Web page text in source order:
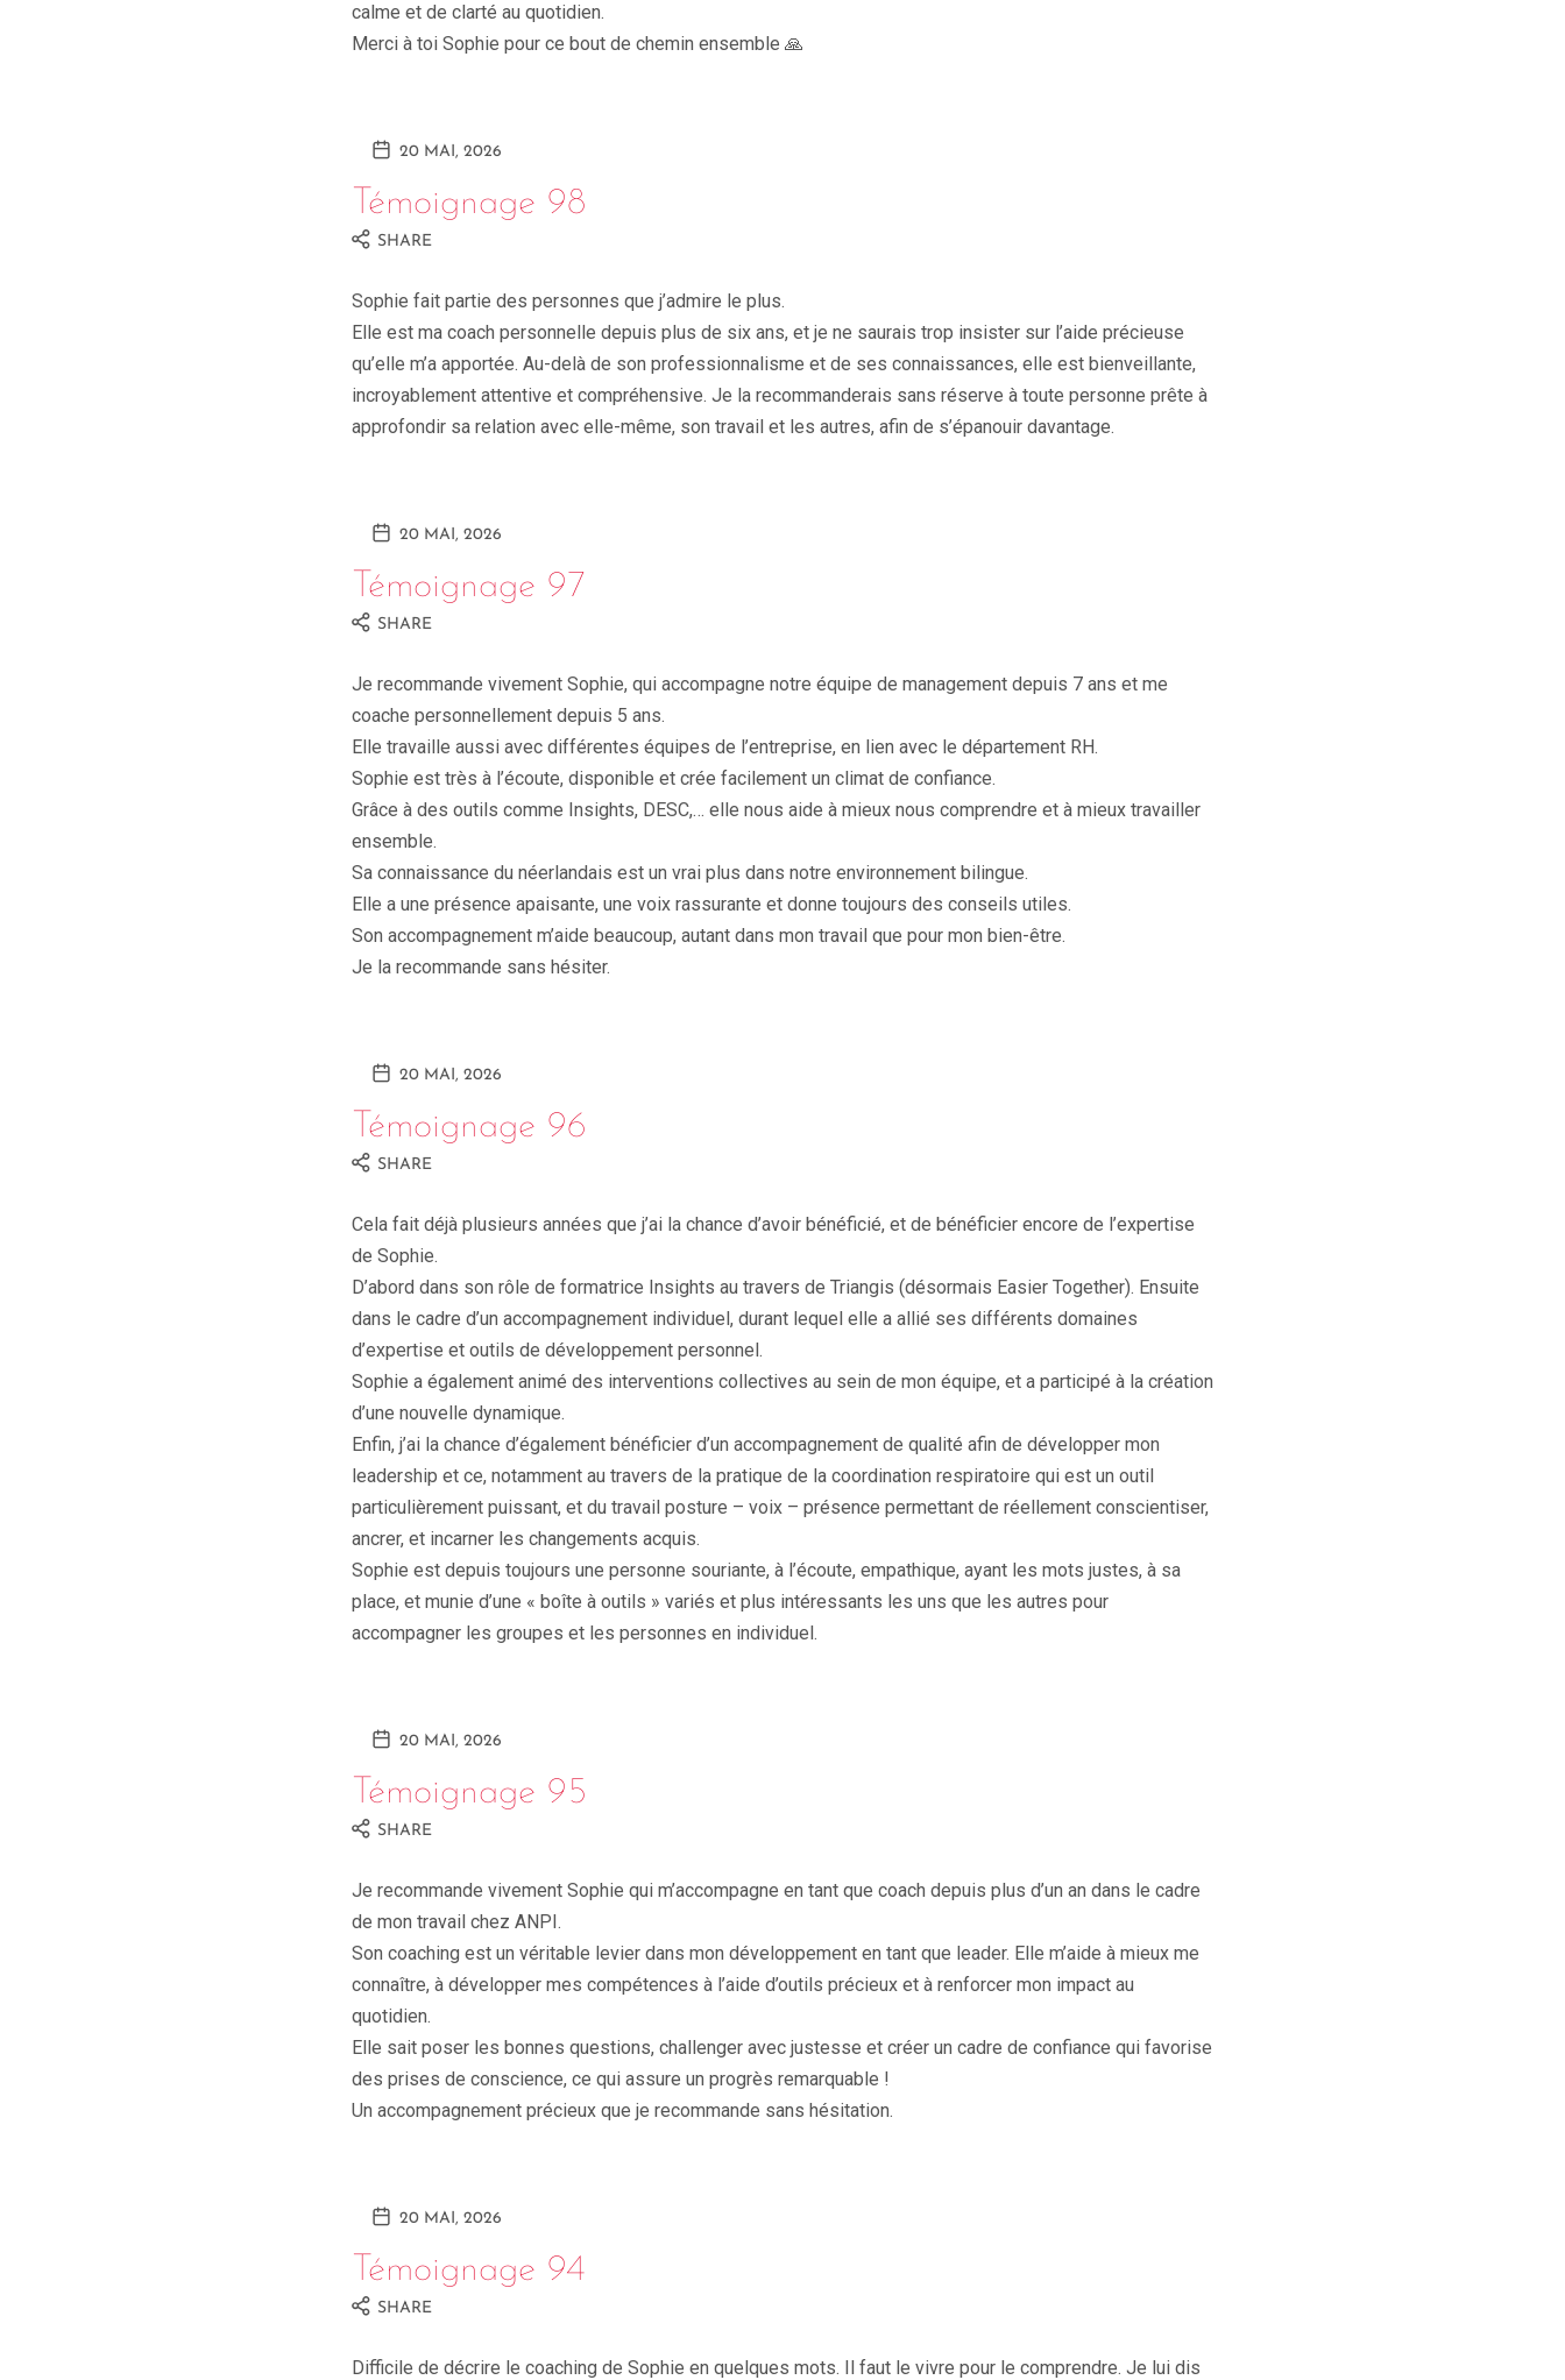
calme et de clarté au quotidien.
Merci à toi Sophie pour ce bout de chemin ensemble 🙏
20 MAI, 2026
Témoignage 98
SHARE
Sophie fait partie des personnes que j’admire le plus.
Elle est ma coach personnelle depuis plus de six ans, et je ne saurais trop insister sur l’aide précieuse
qu’elle m’a apportée. Au-delà de son professionnalisme et de ses connaissances, elle est bienveillante,
incroyablement attentive et compréhensive. Je la recommanderais sans réserve à toute personne prête à
approfondir sa relation avec elle-même, son travail et les autres, afin de s’épanouir davantage.
20 MAI, 2026
Témoignage 97
SHARE
Je recommande vivement Sophie, qui accompagne notre équipe de management depuis 7 ans et me
coache personnellement depuis 5 ans.
Elle travaille aussi avec différentes équipes de l’entreprise, en lien avec le département RH.
Sophie est très à l’écoute, disponible et crée facilement un climat de confiance.
Grâce à des outils comme Insights, DESC,… elle nous aide à mieux nous comprendre et à mieux travailler
ensemble.
Sa connaissance du néerlandais est un vrai plus dans notre environnement bilingue.
Elle a une présence apaisante, une voix rassurante et donne toujours des conseils utiles.
Son accompagnement m’aide beaucoup, autant dans mon travail que pour mon bien-être.
Je la recommande sans hésiter.
20 MAI, 2026
Témoignage 96
SHARE
Cela fait déjà plusieurs années que j’ai la chance d’avoir bénéficié, et de bénéficier encore de l’expertise
de Sophie.
D’abord dans son rôle de formatrice Insights au travers de Triangis (désormais Easier Together). Ensuite
dans le cadre d’un accompagnement individuel, durant lequel elle a allié ses différents domaines
d’expertise et outils de développement personnel.
Sophie a également animé des interventions collectives au sein de mon équipe, et a participé à la création
d’une nouvelle dynamique.
Enfin, j’ai la chance d’également bénéficier d’un accompagnement de qualité afin de développer mon
leadership et ce, notamment au travers de la pratique de la coordination respiratoire qui est un outil
particulièrement puissant, et du travail posture – voix – présence permettant de réellement conscientiser,
ancrer, et incarner les changements acquis.
Sophie est depuis toujours une personne souriante, à l’écoute, empathique, ayant les mots justes, à sa
place, et munie d’une « boîte à outils » variés et plus intéressants les uns que les autres pour
accompagner les groupes et les personnes en individuel.
20 MAI, 2026
Témoignage 95
SHARE
Je recommande vivement Sophie qui m’accompagne en tant que coach depuis plus d’un an dans le cadre
de mon travail chez ANPI.
Son coaching est un véritable levier dans mon développement en tant que leader. Elle m’aide à mieux me
connaître, à développer mes compétences à l’aide d’outils précieux et à renforcer mon impact au
quotidien.
Elle sait poser les bonnes questions, challenger avec justesse et créer un cadre de confiance qui favorise
des prises de conscience, ce qui assure un progrès remarquable !
Un accompagnement précieux que je recommande sans hésitation.
20 MAI, 2026
Témoignage 94
SHARE
Difficile de décrire le coaching de Sophie en quelques mots. Il faut le vivre pour le comprendre. Je lui dis